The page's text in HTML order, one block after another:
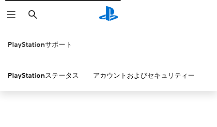
検
索
PlayStationサポート
PlayStationステータス アカウントおよびセキュリティー